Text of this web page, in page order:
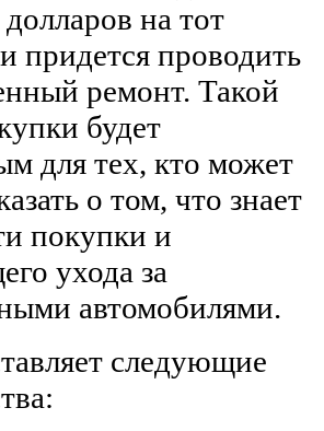
на тот
придется проводить
ремонт. Такой
будет
для тех, кто может
о том, что знает
покупки и
ухода за
автомобилями.
следующие